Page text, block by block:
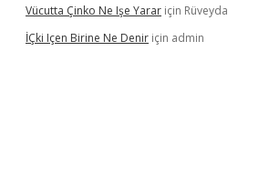
Vücutta Çinko Ne Işe Yarar için Rüveyda
İÇki Içen Birine Ne Denir için admin